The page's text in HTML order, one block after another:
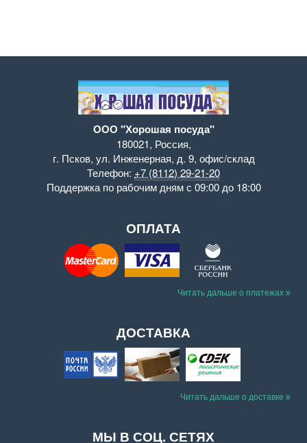
ООО "Хорошая посуда"
180021, Россия,
г. Псков, ул. Инженерная, д. 9, офис/склад
Телефон: +7 (8112) 29-21-20
Поддержка по рабочим дням с 09:00 до 18:00
ОПЛАТА
Читать дальше о платежах
ДОСТАВКА
Читать дальше о доставке
МЫ В СОЦ. СЕТЯХ